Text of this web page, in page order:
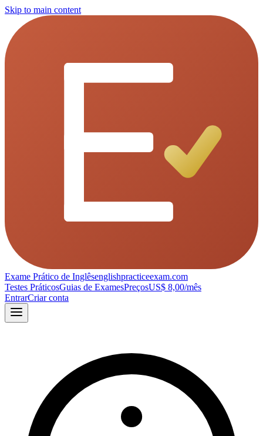
Skip to main content
Exame Prático de Inglêsenglishpracticeexam.com
Testes PráticosGuias de ExamesPreçosUS$ 8,00/mês
EntrarCriar conta